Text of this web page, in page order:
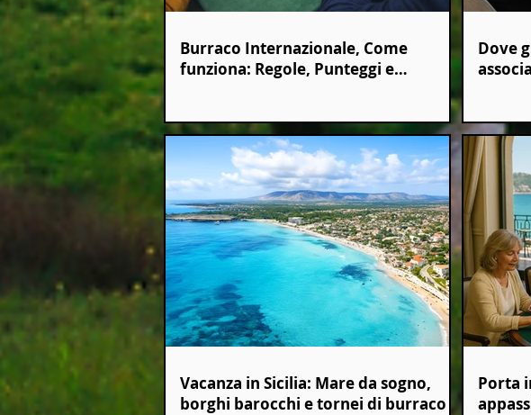
Burraco Internazionale, Come
funziona: Regole, Punteggi e
Dove
Vacanza in Sicilia: Mare da sogno,
borghi barocchi e tornei di burraco
Porta